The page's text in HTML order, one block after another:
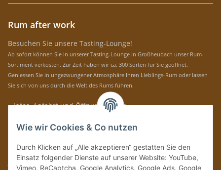
Rum after work
Besuchen Sie unsere Tasting-Lounge!
Ab sofort können Sie in unserer Tasting-Lounge in Großheubach unser Rum-
Sortiment verkosten. Zur Zeit haben wir ca. 300 Sorten für Sie geöffnet.
Geniessen Sie in ungezwungener Atmosphäre Ihren Lieblings-Rum oder lassen
Sie sich von uns durch die Welt des Rums führen.
» Infos, Anfahrt und Öffnungszeiten
Immer auf dem Laufenden mit unseren aktuellen Rum-News!
Bitte senden Sie mir entsprechend IhrerDatenschutzerklärung
regelmäßig und
jederzeit widerruflich Informationen zu Ihrem Produktsortiment per E-Mail zu.
Wie wir Cookies & Co nutzen
Durch Klicken auf „Alle akzeptieren“ gestatten Sie den
Einsatz folgender Dienste auf unserer Website: YouTube,
Vimeo, ReCaptcha, Google Analytics, Google Ads, Google